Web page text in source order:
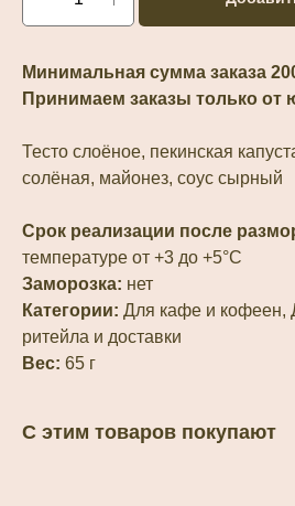
Минимальная сумма заказа
Принимаем заказы только от
Тесто слоёное, пекинская
солёная, майонез, соус сырный
Срок реализации после
температуре от +3 до +5°С
Заморозка: нет
Категории: Для кафе и кофеен,
ритейла и доставки
Вес: 65 г
С этим товаров покупают